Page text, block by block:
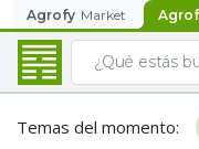
Agrofy Market
Temas del momento: